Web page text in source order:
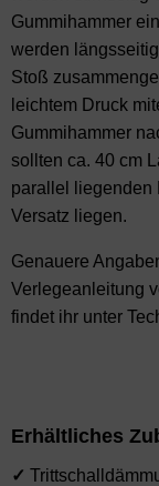
Gummihammer
werden
Stoß
leichtem Druck
Gummihammer
sollten ca. 40 cm
parallel liegenden
Versatz liegen.
Genauere
Verlegeanleitung
findet ihr unter
Erhältliches
✓